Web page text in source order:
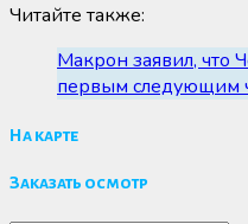
Читайте также:
Макрон заявил, что
первым следующим
На карте
Заказать осмотр